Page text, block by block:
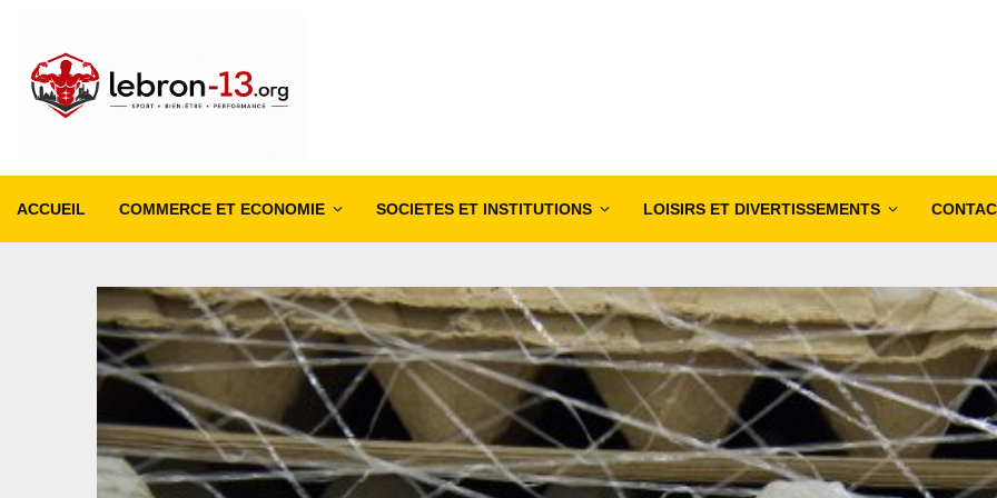
ACCUEIL COMMERCE ET ECONOMIE SOCIETES ET INSTITUTIONS LOISIRS ET DIVERTISSEMENTS